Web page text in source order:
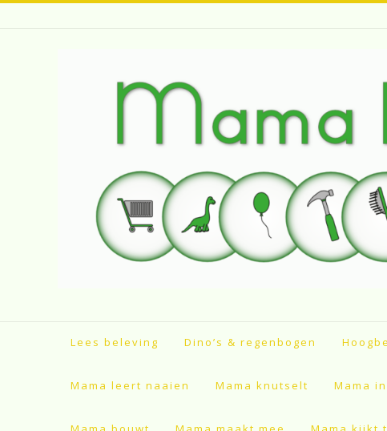
Spring
Lees beleving Dino’s & regenbogen
Mama leert naaien Mama knutselt Mama